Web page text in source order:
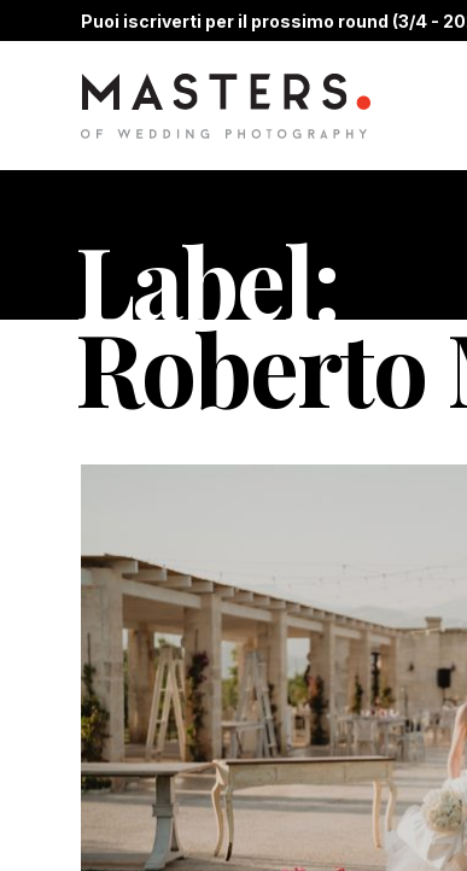
Puoi iscriverti per il prossimo round (3/4 -
Label:
Roberto